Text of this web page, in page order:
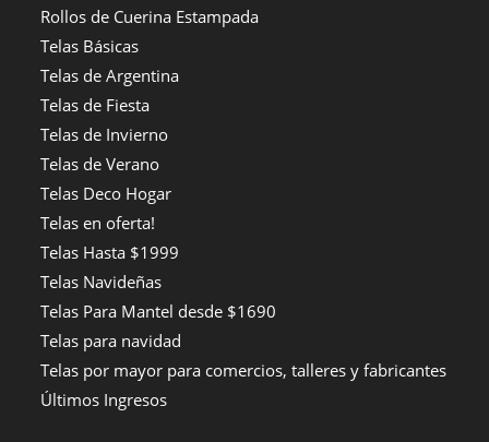
Rollos de Cuerina Estampada
Telas Básicas
Telas de Argentina
Telas de Fiesta
Telas de Invierno
Telas de Verano
Telas Deco Hogar
Telas en oferta!
Telas Hasta $1999
Telas Navideñas
Telas Para Mantel desde $1690
Telas para navidad
Telas por mayor para comercios, talleres y fabricantes
Últimos Ingresos